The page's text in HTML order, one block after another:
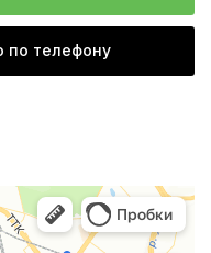
по телефону